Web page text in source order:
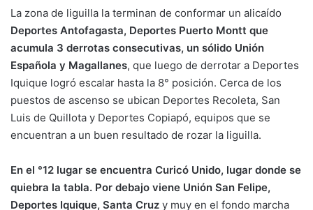
La zona de liguilla la terminan de conformar un alicaído
Deportes Antofagasta, Deportes Puerto Montt que
acumula 3 derrotas consecutivas, un sólido Unión
Española y Magallanes, que luego de derrotar a Deportes
Iquique logró escalar hasta la 8° posición. Cerca de los
puestos de ascenso se ubican Deportes Recoleta, San
Luis de Quillota y Deportes Copiapó, equipos que se
encuentran a un buen resultado de rozar la liguilla.
En el °12 lugar se encuentra Curicó Unido, lugar donde se
quiebra la tabla. Por debajo viene Unión San Felipe,
Deportes Iquique, Santa Cruz y muy en el fondo marcha